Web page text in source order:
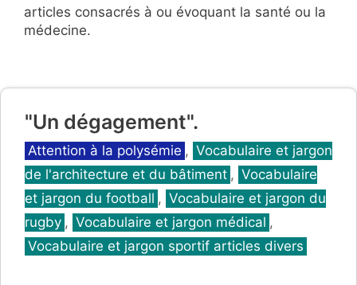
articles consacrés à ou évoquant la santé ou la
médecine.
"Un dégagement".
Catégories
Attention à la polysémie , Vocabulaire et jargon
de l'architecture et du bâtiment , Vocabulaire
et jargon du football , Vocabulaire et jargon du
rugby , Vocabulaire et jargon médical ,
Vocabulaire et jargon sportif articles divers